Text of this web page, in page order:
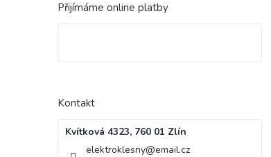
Přijímáme online platby
Kontakt
Kvítková 4323, 760 01 Zlín
elektroklesny@email.cz